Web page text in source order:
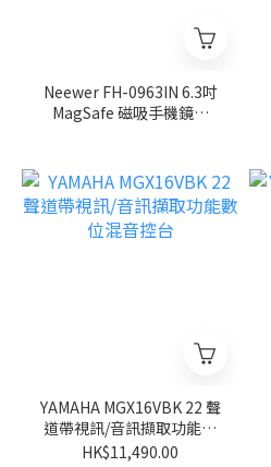
Neewer FH-0963IN 6.3吋
MagSafe 磁吸手機鏡頭
12/13/14/15/16/17 及 Pro
版本）
YAMAHA MGX16VBK 22 聲
道帶視訊/音訊擷取功能數
位混音控台
HK$11,490.00